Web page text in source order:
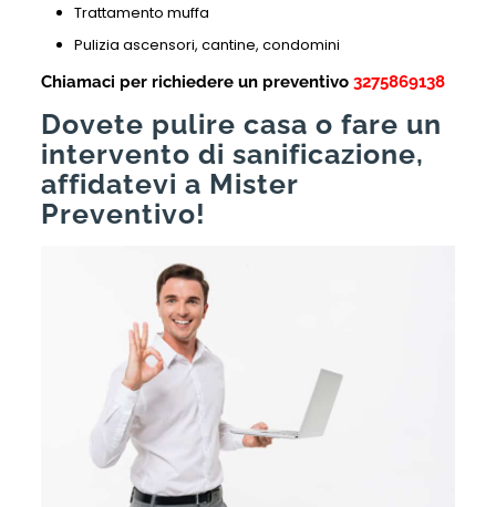
Trattamento muffa
Pulizia ascensori, cantine, condomini
Chiamaci per richiedere un preventivo 3275869138
Dovete pulire casa o fare un
intervento di sanificazione,
affidatevi a Mister
Preventivo!